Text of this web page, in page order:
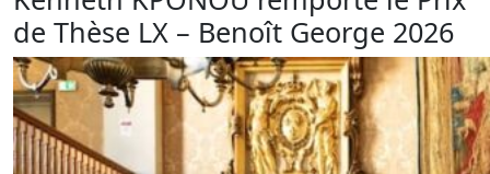
de Thèse LX – Benoît George 2026